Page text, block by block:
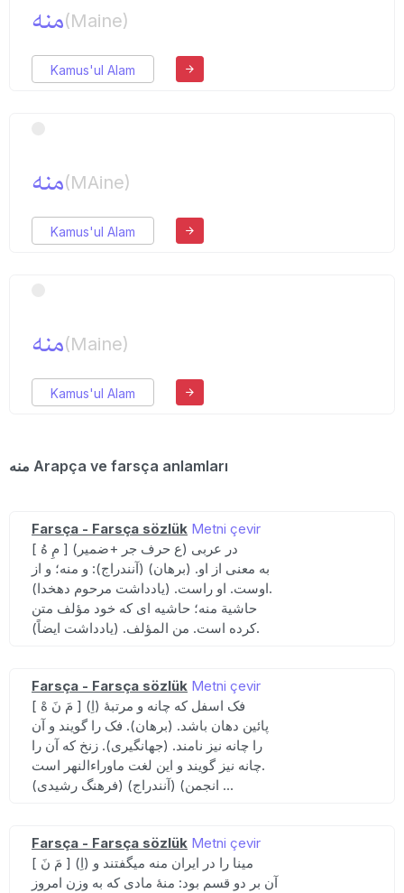
منه(Maine)
Kamus'ul Alam
منه(MAine)
Kamus'ul Alam
منه(Maine)
Kamus'ul Alam
منه Arapça ve farsça anlamları
Farsça - Farsça sözlük Metni çevir
[ مِ هُ ] (ع حرف جر +ضمیر) در عربی
به معنی از او. (برهان) (آنندراج): و منه؛ و از
اوست. او راست. (یادداشت مرحوم دهخدا).
حاشیة منه؛ حاشیه ای که خود مؤلف متن
کرده است. من المؤلف. (یادداشت ایضاً).
Farsça - Farsça sözlük Metni çevir
[ مَ نَ هْ ] (اِ) فک اسفل که چانه و مرتبهٔ
پائین دهان باشد. (برهان). فک را گویند و آن
را چانه نیز نامند. (جهانگیری). زنخ که آن را
چانه نیز گویند و این لغت ماوراءالنهر است.
(فرهنگ رشیدی) (آنندراج) (انجمن ...
Farsça - Farsça sözlük Metni çevir
[ مَ نَ ] (اِ) مینا را در ایران منه میگفتند و
آن بر دو قسم بود: منهٔ مادی که به وزن امروز